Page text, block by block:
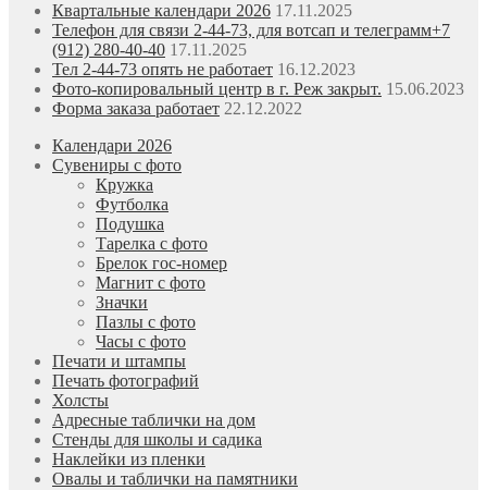
Квартальные календари 2026 17.11.2025
Телефон для связи 2-44-73, для вотсап и телеграмм+7
(912) 280-40-40 17.11.2025
Тел 2-44-73 опять не работает 16.12.2023
Фото-копировальный центр в г. Реж закрыт. 15.06.2023
Форма заказа работает 22.12.2022
Календари 2026
Сувениры с фото
Кружка
Футболка
Подушка
Тарелка с фото
Брелок гос-номер
Магнит с фото
Значки
Пазлы с фото
Часы с фото
Печати и штампы
Печать фотографий
Холсты
Адресные таблички на дом
Стенды для школы и садика
Наклейки из пленки
Овалы и таблички на памятники